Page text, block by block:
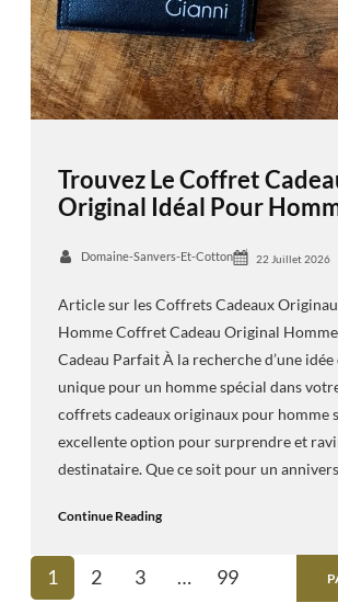
Trouvez Le Coffret
Original Idéal Pour
Domaine-Sanvers-Et-Cotton 22 Juillet 2026
Article sur les Coffrets Cadeaux
Homme Coffret Cadeau Original
Cadeau Parfait À la recherche d’une idée
unique pour un homme spécial dans
coffrets cadeaux originaux pour homme
excellente option pour surprendre et
destinataire. Que ce soit pour un
Continue Reading
1 2 3 … 99